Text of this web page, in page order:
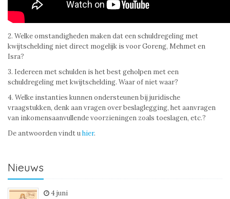
2. Welke omstandigheden maken dat een schuldregeling met
kwijtschelding niet direct mogelijk is voor Goreng, Mehmet en
Isra?
3. Iedereen met schulden is het best geholpen met een
schuldregeling met kwijtschelding. Waar of niet waar?
4. Welke instanties kunnen ondersteunen bij juridische
vraagstukken, denk aan vragen over beslaglegging, het aanvragen
van inkomensaanvullende voorzieningen zoals toeslagen, etc.?
De antwoorden vindt uhier.
Nieuws
4 juni